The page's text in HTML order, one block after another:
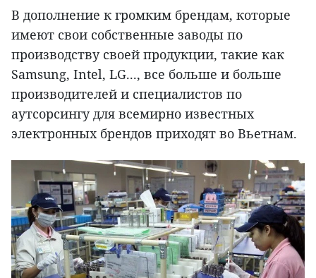
В дополнение к громким брендам, которые
имеют свои собственные заводы по
производству своей продукции, такие как
Samsung, Intel, LG..., все больше и больше
производителей и специалистов по
аутсорсингу для всемирно известных
электронных брендов приходят во Вьетнам.